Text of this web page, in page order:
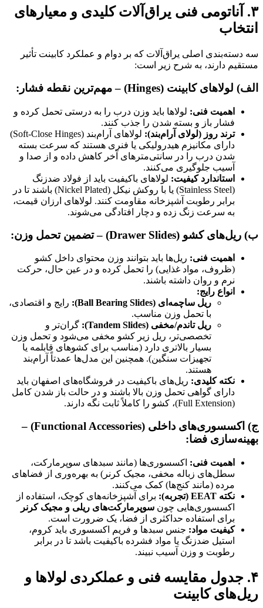
فنی یراق‌آلات کلیدی و معیارهای
اصلی یراق‌آلات که بر دوام و عملکرد کابینت تأثیر
به شرح زیر است:
کابینت(Hinges) – مهم‌ترین نقطه فشار:
فنی:لولاها باید وزن درب را به درستی تحمل کرده و
باز و بسته شدن را جذب کنند.
روز (لولای آرام‌بند):
لولاهای آرام‌بند (Soft-Close Hinges)
مکانیزم هیدرولیکی یا فنری هستند که سرعت بسته
درب را در سانتی‌مترهای آخر کاهش داده و از صدا و
جلوگیری می‌کنند.
کیفیت: لولاهای باکیفیت باید از فولاد ضدزنگ
(Stainless Steel) یا با روکش نیکل (Nickel Plated) باشند تا در
رطوبت آشپزخانه مقاومت کنند. لولاهای ارزان قیمت،
سرعت زنگ زده و دچار افتادگی می‌شوند.
کشو(Drawer Slides) – تضمین تحمل وزن:
فنی:ریل‌ها باید بتوانند وزن محتوای داخل کشو
مواد غذایی) را تحمل کرده و در عین حال، حرکت
و روان داشته باشند.
رایج
:
ریل ساچمه‌ای(Ball Bearing Slides):
رایج و اقتصادی،
با تحمل وزن مناسب.
ریل تاندم/مخفی(Tandem Slides):
گران‌تر و
تخصصی‌تر، ریل زیر کشو مخفی می‌شود و تحمل وزن
بسیار بالاتری دارد (مناسب برای کشوهای قابلمه یا
تجهیزات سنگین). همچنین این مدل‌ها عمدتاً آرام‌بند
کلیدی:ریل‌های باکیفیت در فروشگاه‌های اصفهان باید
گواهی تحمل وزن بالا باشند و در حالت باز شدن کامل
داخلی(Functional Accessories) –
فضا:
فنی:اکسسوری‌ها (مانند سبدهای سوپرمارکت،
زباله مخفی، مجیک کرنر) به بهره‌وری از فضاهای
(مانند کنج‌ها) کمک می‌کنند.
تجربه):برای آشپزخانه‌های کوچک، استفاده از
چونسوپرمارکت‌های ریلی و مجیک کرنر
استفاده حداکثری از فضا، یک ضرورت است.
مواد:جنس سبدها و فریم اکسسوری باید کروم،
ضدزنگ یا مواد فشرده باکیفیت باشد تا در برابر
و وزن آسیب نبیند.
مقایسه فنی و عملکردی لولاها و
کابینت